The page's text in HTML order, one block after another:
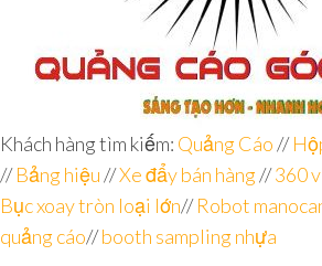
Đơn vị
chuyên
sâu – 8
năm
kinh
Góc
Nhìn
Agency –
nhà sản
xuất
POSM,
Quầy
Khách hàng tìm kiếm: Quảng Cáo//
//Bảng hiệu//Xe đẩy bán hàng//360
Bục xoay tròn loại lớn//Robot
quảng cáo//booth sampling nhựa